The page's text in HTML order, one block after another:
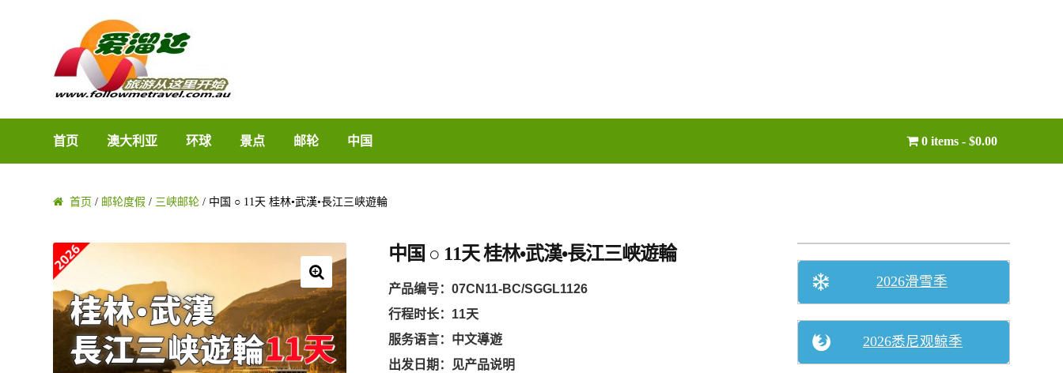
Skip to navigation
Skip to content
首页 澳大利亚 环球 景点 邮轮 中国 0 items $0.00
首页 / 邮轮度假 / 三峡邮轮/ 中国 ○ 11天 桂林•武漢•長江三峡遊輪
🔍
中国 ○ 11天 桂林•武漢•長江三峡遊輪
产品编号： 07CN11-BC/SGGL1126
行程时长：11天
服务语言：中文導遊
出发日期 ：见产品说明
2026滑雪季
2026悉尼观鲸季